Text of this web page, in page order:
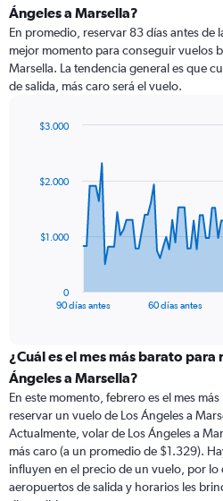
Ángeles a Marsella?
En promedio, reservar 83 días antes de
mejor momento para conseguir vuelos
Marsella. La tendencia general es que
de salida, más caro será el vuelo.
data
The
categories.
Range:
91
categories.
The
chart
has
1
Y
90 días antes 60 días antes
0
$1.000
$2.000
$3.000
¿Cuál es el mes más barato
Ángeles a Marsella?
En este momento, febrero es el mes
reservar un vuelo de Los Ángeles a
Actualmente, volar de Los Ángeles a
más caro (a un promedio de $1.329).
influyen en el precio de un vuelo, por lo
aeropuertos de salida y horarios les